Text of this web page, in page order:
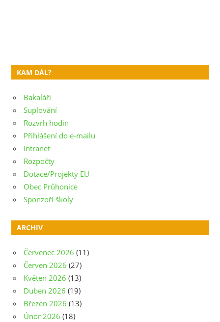
KAM DÁL?
Bakaláři
Suplování
Rozvrh hodin
Přihlášení do e-mailu
Intranet
Rozpočty
Dotace/Projekty EU
Obec Průhonice
Sponzoři školy
ARCHIV
Červenec 2026 (11)
Červen 2026 (27)
Květen 2026 (13)
Duben 2026 (19)
Březen 2026 (13)
Únor 2026 (18)